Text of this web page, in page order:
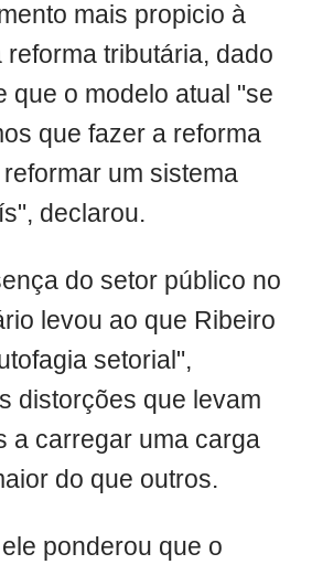
mais propicio à
tributária, dado
que o modelo atual "se
que fazer a reforma
um sistema
declarou.
do setor público no
levou ao que Ribeiro
setorial",
distorções que levam
a carregar uma carga
do que outros.
ponderou que o